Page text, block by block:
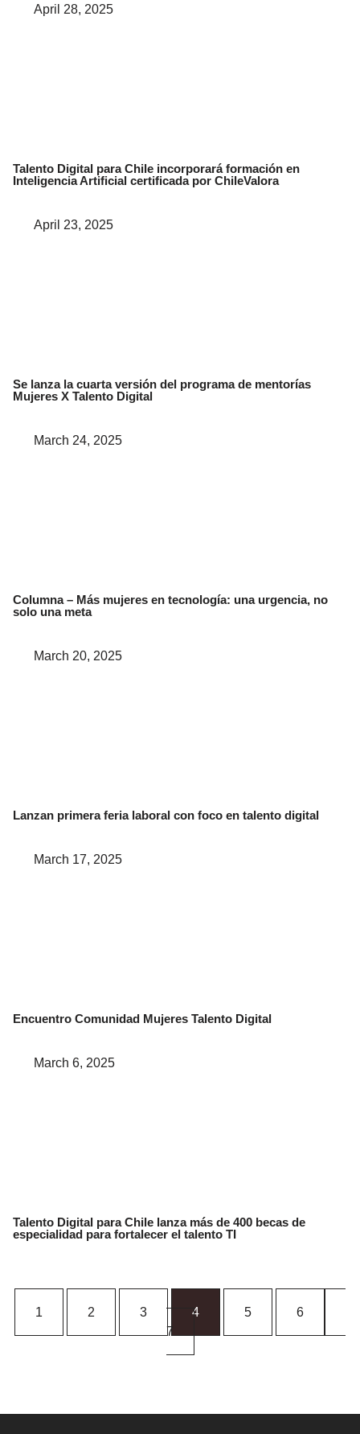
April 28, 2025
Talento Digital para Chile incorporará formación en
Inteligencia Artificial certificada por ChileValora
April 23, 2025
Se lanza la cuarta versión del programa de mentorías
Mujeres X Talento Digital
March 24, 2025
Columna – Más mujeres en tecnología: una urgencia, no
solo una meta
March 20, 2025
Lanzan primera feria laboral con foco en talento digital
March 17, 2025
Encuentro Comunidad Mujeres Talento Digital
March 6, 2025
Talento Digital para Chile lanza más de 400 becas de
especialidad para fortalecer el talento TI
1 2 3 4 5
6
7